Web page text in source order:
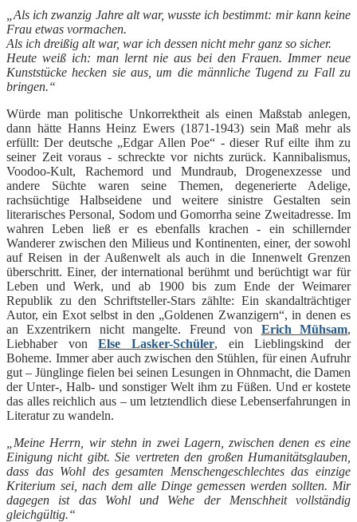
„Als ich zwanzig Jahre alt war, wusste ich bestimmt: mir kann keine
Frau etwas vormachen.
Als ich dreißig alt war, war ich dessen nicht mehr ganz so sicher.
Heute weiß ich: man lernt nie aus bei den Frauen. Immer neue
Kunststücke hecken sie aus, um die männliche Tugend zu Fall zu
bringen.“
Würde man politische Unkorrektheit als einen Maßstab anlegen,
dann hätte Hanns Heinz Ewers (1871-1943) sein Maß mehr als
erfüllt: Der deutsche „Edgar Allen Poe“ - dieser Ruf eilte ihm zu
seiner Zeit voraus - schreckte vor nichts zurück. Kannibalismus,
Voodoo-Kult, Rachemord und Mundraub, Drogenexzesse und
andere Süchte waren seine Themen, degenerierte Adelige,
rachsüchtige Halbseidene und weitere sinistre Gestalten sein
literarisches Personal, Sodom und Gomorrha seine Zweitadresse. Im
wahren Leben ließ er es ebenfalls krachen - ein schillernder
Wanderer zwischen den Milieus und Kontinenten, einer, der sowohl
auf Reisen in der Außenwelt als auch in die Innenwelt Grenzen
überschritt. Einer, der international berühmt und berüchtigt war für
Leben und Werk, und ab 1900 bis zum Ende der Weimarer
Republik zu den Schriftsteller-Stars zählte: Ein skandalträchtiger
Autor, ein Exot selbst in den „Goldenen Zwanzigern“, in denen es
an Exzentrikern nicht mangelte. Freund von Erich Mühsam,
Liebhaber vonElse Lasker-Schüler, ein Lieblingskind der
Boheme. Immer aber auch zwischen den Stühlen, für einen Aufruhr
gut – Jünglinge fielen bei seinen Lesungen in Ohnmacht, die Damen
der Unter-, Halb- und sonstiger Welt ihm zu Füßen. Und er kostete
das alles reichlich aus – um letztendlich diese Lebenserfahrungen in
Literatur zu wandeln.
„Meine Herrn, wir stehn in zwei Lagern, zwischen denen es eine
Einigung nicht gibt. Sie vertreten den großen Humanitätsglauben,
dass das Wohl des gesamten Menschengeschlechtes das einzige
Kriterium sei, nach dem alle Dinge gemessen werden sollten. Mir
dagegen ist das Wohl und Wehe der Menschheit vollständig
gleichgültig.“